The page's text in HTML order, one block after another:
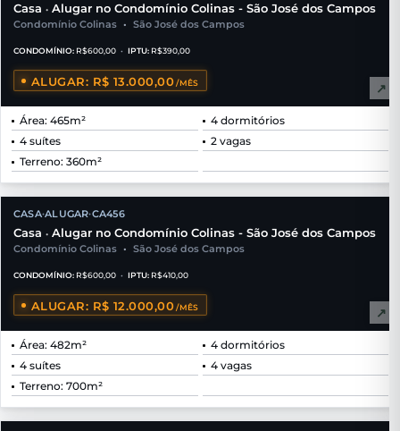
Casa • Alugar no Condomínio Colinas - São José dos Campos
Condomínio Colinas • São José dos Campos
CONDOMÍNIO: R$600,00 • IPTU: R$390,00
ALUGAR: R$ 13.000,00 /MÊS ↗
Área: 465m²
4 dormitórios
4 suítes
2 vagas
Terreno: 360m²
CASA•ALUGAR•CA456
Casa • Alugar no Condomínio Colinas - São José dos Campos
Condomínio Colinas • São José dos Campos
CONDOMÍNIO: R$600,00 • IPTU: R$410,00
ALUGAR: R$ 12.000,00 /MÊS ↗
Área: 482m²
4 dormitórios
4 suítes
4 vagas
Terreno: 700m²